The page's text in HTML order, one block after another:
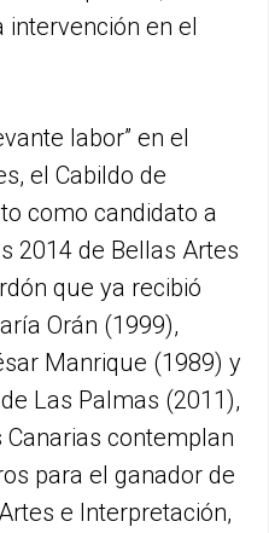
en el
labor” en el
el Cabildo de
como candidato a
2014 de Bellas Artes
que ya recibió
Orán (1999),
Manrique (1989) y
Las Palmas (2011),
contemplan
para el ganador de
e Interpretación,